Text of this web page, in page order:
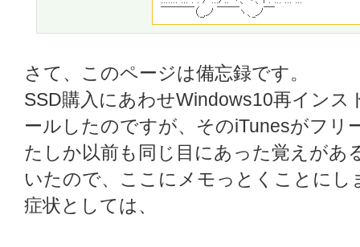
さて、このページは備忘録です。
SSD購入にあわせWindows10再イン
ールしたのですが、そのiTunesがフリ
たしか以前も同じ目にあった覚えがあ
いたので、ここにメモっとくことにし
症状としては、